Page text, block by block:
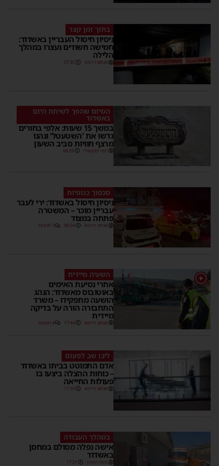
בתוך זמן קצר
ניסיון חיסול העבריין באשדוד:
חמישה חשודים נעצרו במהלך
הלילה
מנחם דויטש 07:35
המיזם שהפך לשיחת היום
באשדוד
במשך 15 שעות: אלפי בחורים
גדשו את 'השטעטל' ונהנו
מרצף חוויות סביב השעון
יוסי יחזקאלי 06:59
סכסוך כנופיות
ניסיון חיסול באשדוד: ירי לעבר
עבריין מוכר – המשטרה
פתחה במצוד
מנחם דויטש 06:54 1 תגובות
1 השעיה מיידית
אחרי נסיעת האימים
באוטובוס מאשדוד: הנהג
הושעה מתפקידו – משרד
התחבורה הורה על בדיקה
מיידית
מנחם דויטש 17:44 4 תגובות
ליבו שב לפעום
אדם התמוטט בביתו באשדוד
– כוחות ההצלה ביצעו בו
פעולות החייאה
מנחם דויטש 17:35
במהלך העבודה
אישה נפלה מסולם במחסן
באשדוד
משה קאהן 17:31